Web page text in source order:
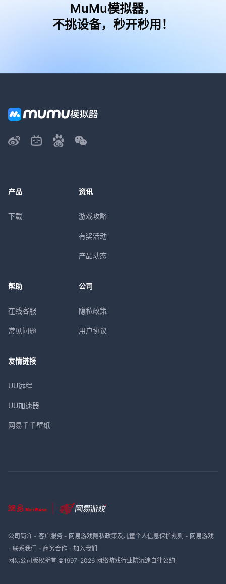
MuMu模拟器，
不挑设备，秒开秒用！
产品
下载
资讯
游戏攻略
有奖活动
产品动态
帮助
在线客服
常见问题
公司
隐私政策
用户协议
友情链接
UU远程
UU加速器
网易千千壁纸
公司简介- 客户服务- 网易游戏隐私政策及儿童个人信息保护规则 - 网易游戏
- 联系我们 - 商务合作- 加入我们
网易公司版权所有 ©1997-2026 网络游戏行业防沉迷自律公约